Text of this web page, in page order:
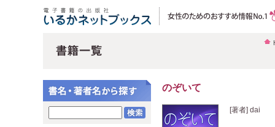
のぞいて
[著者] dai